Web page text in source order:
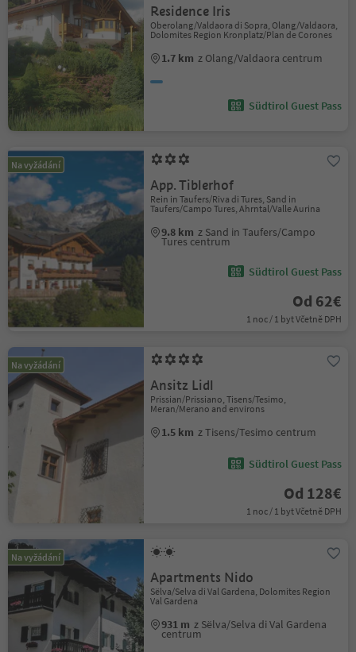
Residence Iris
Oberolang/Valdaora di Sopra, Olang/Valdaora,
Dolomites Region Kronplatz/Plan de Corones
1.7 km z Olang/Valdaora centrum
Südtirol Guest Pass
Na vyžádání
App. Tiblerhof
Rein in Taufers/Riva di Tures, Sand in
Taufers/Campo Tures, Ahrntal/Valle Aurina
9.8 km z Sand in Taufers/Campo
Tures centrum
Südtirol Guest Pass
Od 62€
1 noc / 1 byt Včetně DPH
Na vyžádání
Ansitz Lidl
Prissian/Prissiano, Tisens/Tesimo,
Meran/Merano and environs
1.5 km z Tisens/Tesimo centrum
Südtirol Guest Pass
Od 128€
1 noc / 1 byt Včetně DPH
Na vyžádání
Apartments Nido
Sëlva/Selva di Val Gardena, Dolomites Region
Val Gardena
931 m z Sëlva/Selva di Val Gardena
centrum